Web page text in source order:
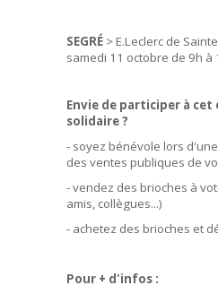
SEGRÉ > E.Leclerc de
samedi 11 octobre de 9h à
Envie de participer à cet
solidaire ?
- soyez bénévole lors
des ventes publiques de
- vendez des brioches à
amis, collègues...)
- achetez des brioches et
Pour + d'infos :